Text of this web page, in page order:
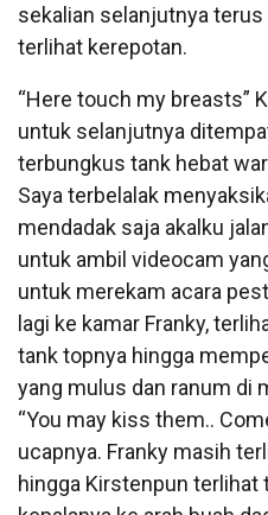
sekalian selanjutnya
terlihat kerepotan.
“Here touch my breasts”
untuk selanjutnya
terbungkus tank hebat
Saya terbelalak
mendadak saja akalku
untuk ambil videocam
untuk merekam acara
lagi ke kamar Franky,
tank topnya hingga
yang mulus dan ranum di
“You may kiss them..
ucapnya. Franky masih
hingga Kirstenpun terlihat